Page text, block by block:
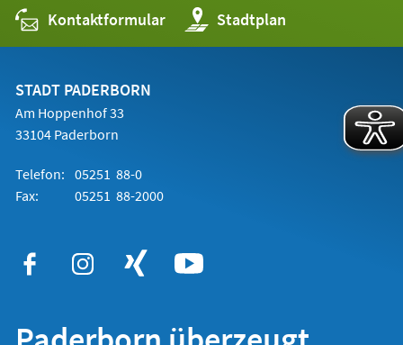
Kontaktformular Stadtplan
(Öffnet
in
einem
STADT PADERBORN
Am Hoppenhof 33
33104 Paderborn
Telefon: 05251 88-0
Fax:
05251 88-2000